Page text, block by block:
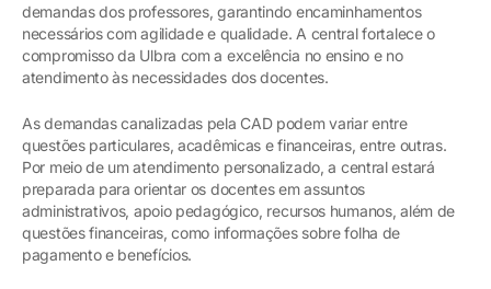
demandas dos professores, garantindo encaminhamentos
necessários com agilidade e qualidade. A central fortalece o
compromisso da Ulbra com a excelência no ensino e no
atendimento às necessidades dos docentes.
As demandas canalizadas pela CAD podem variar entre
questões particulares, acadêmicas e financeiras, entre outras.
Por meio de um atendimento personalizado, a central estará
preparada para orientar os docentes em assuntos
administrativos, apoio pedagógico, recursos humanos, além de
questões financeiras, como informações sobre folha de
pagamento e benefícios.